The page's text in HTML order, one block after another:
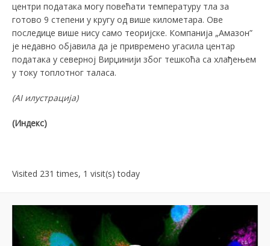
центри података могу повећати температуру тла за
готово 9 степени у кругу од више километара. Ове
последице више нису само теоријске. Компанија „Амазон”
је недавно објавила да је привремено угасила центар
података у северној Вирџинији због тешкоћа са хлађењем
у току топлотног таласа.
(АI илустрација)
(Индекс)
Visited 231 times, 1 visit(s) today